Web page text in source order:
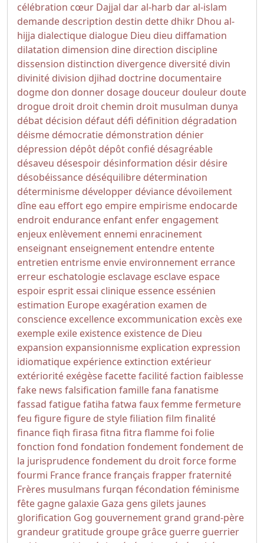
célébration cœur Dajjal dar al-harb dar al-islam
demande description destin dette dhikr Dhou al-
hijja dialectique dialogue Dieu dieu diffamation
dilatation dimension dine direction discipline
dissension distinction divergence diversité divin
divinité division djihad doctrine documentaire
dogme don donner dosage douceur douleur doute
drogue droit droit chemin droit musulman dunya
débat décision défaut défi définition dégradation
déisme démocratie démonstration dénier
dépression dépôt dépôt confié désagréable
désaveu désespoir désinformation désir désire
désobéissance déséquilibre détermination
déterminisme développer déviance dévoilement
dîne eau effort ego empire empirisme endocarde
endroit endurance enfant enfer engagement
enjeux enlèvement ennemi enracinement
enseignant enseignement entendre entente
entretien entrisme envie environnement errance
erreur eschatologie esclavage esclave espace
espoir esprit essai clinique essence essénien
estimation Europe exagération examen de
conscience excellence excommunication excès exe
exemple exile existence existence de Dieu
expansion expansionnisme explication expression
idiomatique expérience extinction extérieur
extériorité exégèsefacettefacilitéfaction faiblesse
fake news falsification famillefana fanatisme
fassad fatiguefatiha fatwa fauxfemmefermeture
feu figurefigure de stylefiliation film finalité
financefiqh firasa fitna fitra flammefoi folie
fonction fond fondation fondementfondement de
la jurisprudencefondement du droitforceforme
fourmi Francefrancefrançais frapperfraternité
Frères musulmans furqan fécondation féminisme
fête gagne galaxie Gaza gens gilets jaunes
glorification Gog gouvernement grand grand-père
grandeur gratitude groupe grâce guerre guerrier